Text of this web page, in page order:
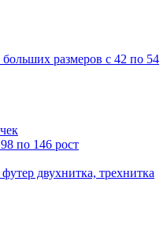
размеров с 42 по 54
по 146 рост
двухнитка, трехнитка